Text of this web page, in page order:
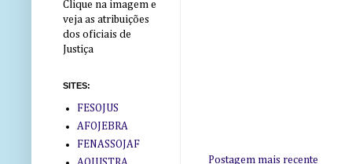
Postagem mais recente
Clique na imagem e
veja as atribuições
dos oficiais de
Justiça
SITES:
FESOJUS
AFOJEBRA
FENASSOJAF